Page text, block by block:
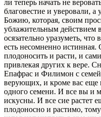
ли теперь начать не
благовестие и уверовали,
Божию, которая, своим
ублажительным действием
осязательно уразуметь, что
есть несомненно истинная.
плодоносить и расти, и
привлекая других к вере.
Епафрас и Филимон с
верующих, и кроме вас еще
одного семени. И все вы и
искусны. И все сие растет
плодоносно и растимо,